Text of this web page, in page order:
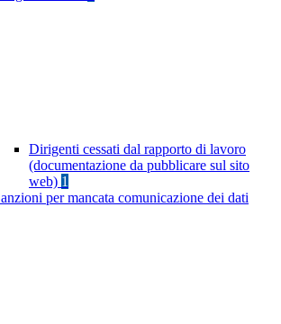
Dirigenti cessati dal rapporto di lavoro
(documentazione da pubblicare sul sito
web) 1
per mancata comunicazione dei dati